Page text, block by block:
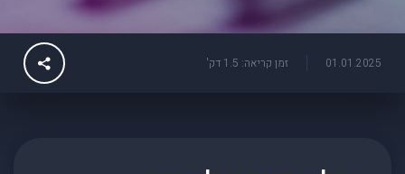
01.01.2025 זמן קריאה: 1.5 דק'